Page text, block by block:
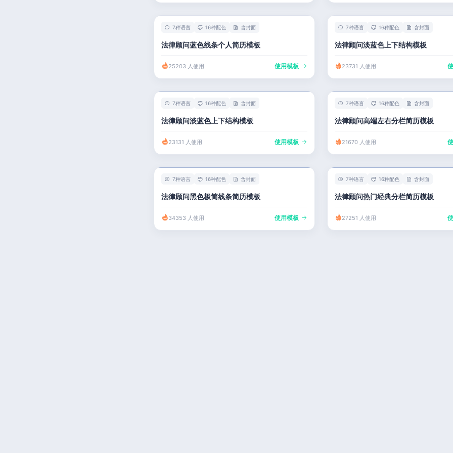
7种语言 16种配色 含封面
法律顾问蓝色线条个人简历模板
25203 人使用 使用模板
7种语言 16种配色 含封面
法律顾问淡蓝色上下结构模板
23731 人使用
7种语言 16种配色 含封面
法律顾问淡蓝色上下结构模板
23131 人使用 使用模板
7种语言 16种配色 含封面
法律顾问高端左右分栏简历模板
21670 人使用
7种语言 16种配色 含封面
法律顾问黑色极简线条简历模板
34353 人使用 使用模板
7种语言 16种配色 含封面
法律顾问热门经典分栏简历模板
27251 人使用